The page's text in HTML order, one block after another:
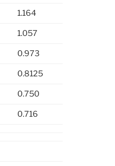
1.164
1.057
0.973
0.8125
0.750
0.716